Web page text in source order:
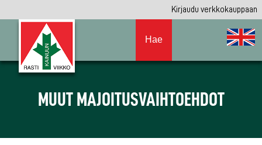
Kirjaudu verkkokauppaan
Hae
MUUT MAJOITUSVAIHTOEHDOT